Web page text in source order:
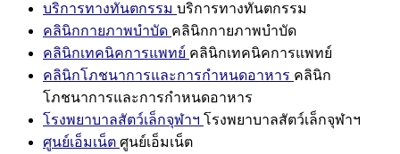
บริการทางทันตกรรม บริการทางทันตกรรม
คลินิกกายภาพบำบัด คลินิกกายภาพบำบัด
คลินิกเทคนิคการแพทย์ คลินิกเทคนิคการแพทย์
คลินิกโภชนาการและการกำหนดอาหาร คลินิก
โภชนาการและการกำหนดอาหาร
โรงพยาบาลสัตว์เล็กจุฬาฯ โรงพยาบาลสัตว์เล็กจุฬาฯ
ศูนย์เอ็มเน็ต ศูนย์เอ็มเน็ต